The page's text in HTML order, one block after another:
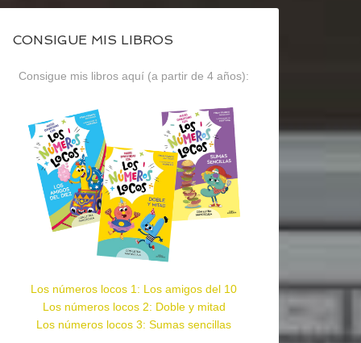
CONSIGUE MIS LIBROS
Consigue mis libros aquí (a partir de 4 años):
Los números locos 1: Los amigos del 10
Los números locos 2: Doble y mitad
Los números locos 3: Sumas sencillas